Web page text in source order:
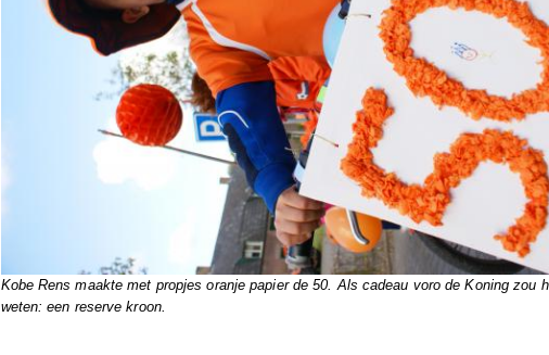
Kobe Rens maakte met propjes oranje papier de 50. Als cadeau voro de Koning zou
weten: een reserve kroon.